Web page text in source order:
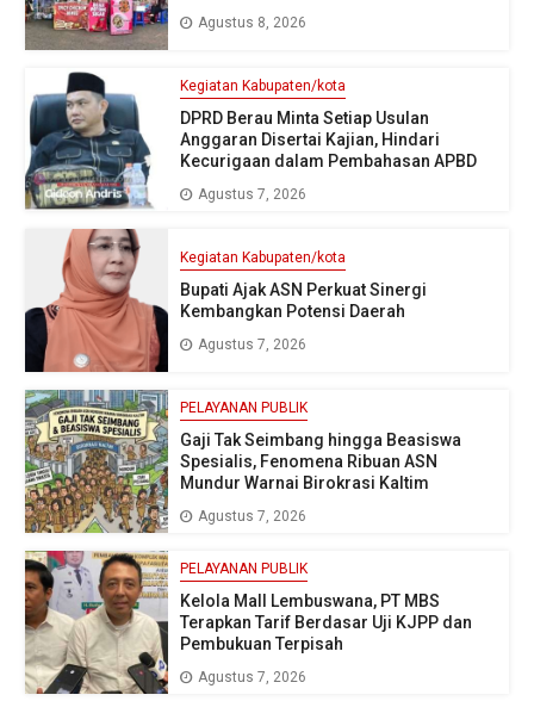
Agustus 8, 2026
Kegiatan Kabupaten/kota
DPRD Berau Minta Setiap Usulan
Anggaran Disertai Kajian, Hindari
Kecurigaan dalam Pembahasan APBD
Agustus 7, 2026
Kegiatan Kabupaten/kota
Bupati Ajak ASN Perkuat Sinergi
Kembangkan Potensi Daerah
Agustus 7, 2026
PELAYANAN PUBLIK
Gaji Tak Seimbang hingga Beasiswa
Spesialis, Fenomena Ribuan ASN
Mundur Warnai Birokrasi Kaltim
Agustus 7, 2026
PELAYANAN PUBLIK
Kelola Mall Lembuswana, PT MBS
Terapkan Tarif Berdasar Uji KJPP dan
Pembukuan Terpisah
Agustus 7, 2026